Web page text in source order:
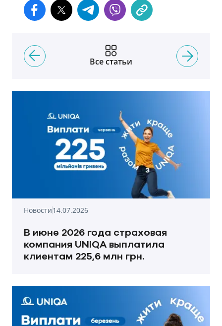
Все статьи
Новости14.07.2026
В июне 2026 года страховая
компания UNIQA выплатила
клиентам 225,6 млн грн.